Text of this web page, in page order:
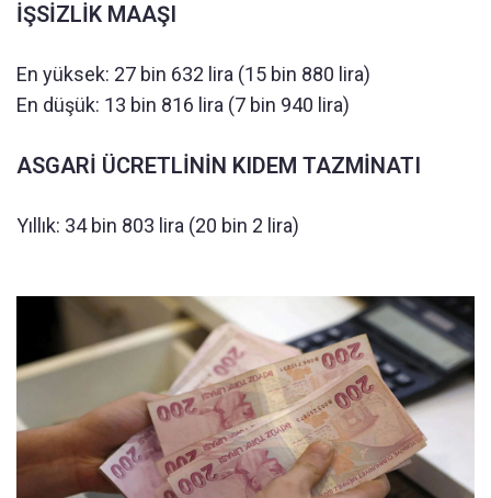
İŞSİZLİK MAAŞI
En yüksek: 27 bin 632 lira (15 bin 880 lira)
En düşük: 13 bin 816 lira (7 bin 940 lira)
ASGARİ ÜCRETLİNİN KIDEM TAZMİNATI
Yıllık: 34 bin 803 lira (20 bin 2 lira)